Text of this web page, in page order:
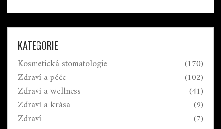
úhrad a možností pokrytí těchto nákladů. Text je
bohatě doplněn o specifická data, citace z odborných
zdrojů a tipy, jak nakládat s finančními aspekty léčby,
což činí z něj cenný zdroj informací pro pacienty
zvažující takovýto zákrok.
KATEGORIE
Kosmetická stomatologie (170)
Zdraví a péče (102)
Zdraví a wellness (41)
Zdraví a krása (9)
Zdraví (7)